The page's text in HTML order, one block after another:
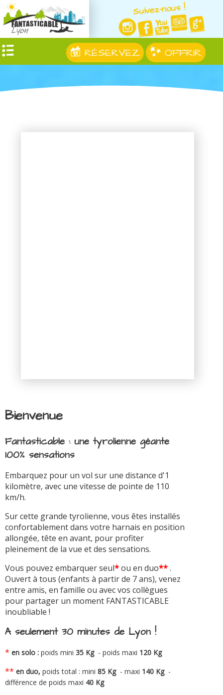
Suivez-nous !
RÉSERVEZ OFFRIR
Bienvenue
Fantasticable : une tyrolienne géante
100% sensations
Embarquez pour un vol sur une distance d'1
kilomètre, avec une vitesse de pointe de 110
km/h.
Sur cette grande tyrolienne, vous êtes installés
confortablement dans votre harnais en position
allongée, tête en avant, pour profiter
pleinement de la vue et des sensations.
Vous pouvez embarquer seul*ou en duo**.
Ouvert à tous (enfants à partir de 7 ans), venez
entre amis, en famille ou avec vos collègues
pour partager un moment FANTASTICABLE
inoubliable !
A seulement 30 minutes de Lyon !
* en solo : poids mini 35 Kg - poids maxi 120 Kg
** en duo, poids total : mini 85 Kg - maxi 140 Kg -
différence de poids maxi 40 Kg